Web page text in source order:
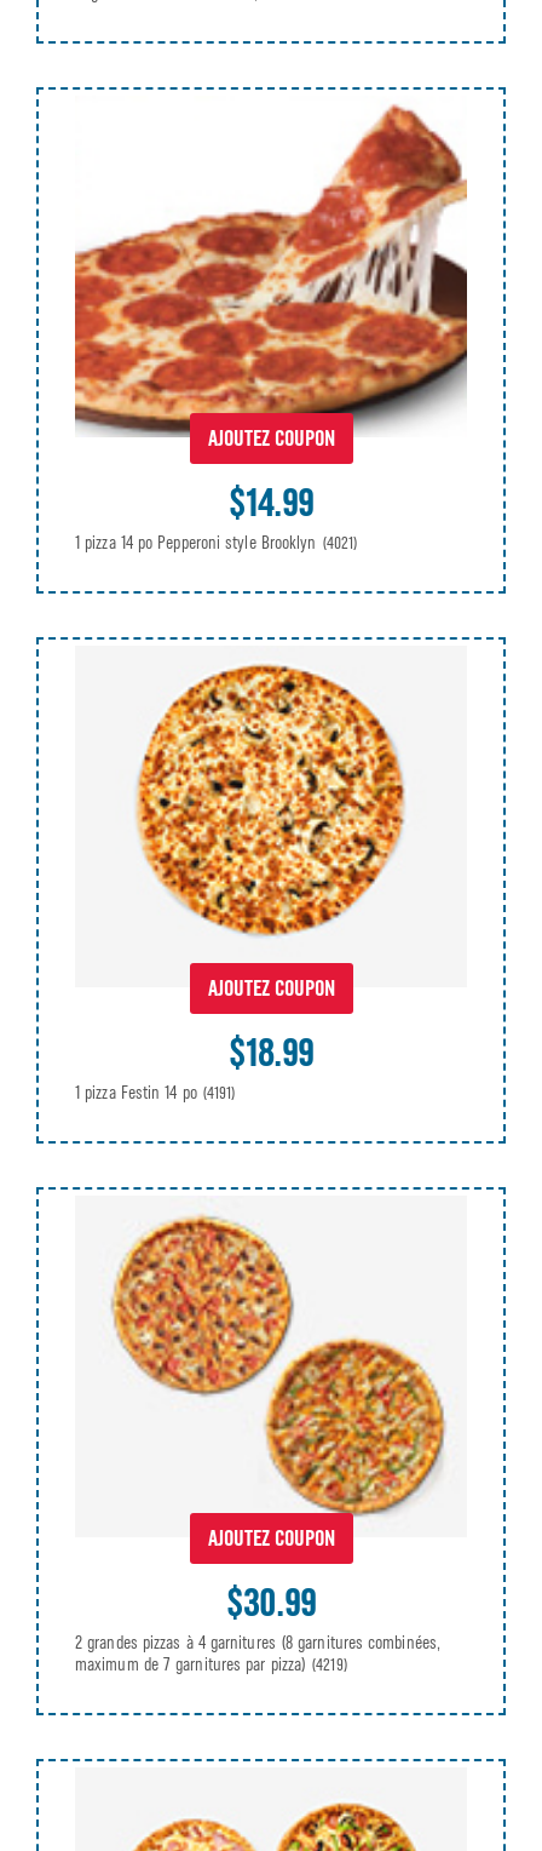
AJOUTEZ COUPON
$14.99
1 pizza 14 po Pepperoni style Brooklyn (4021)
AJOUTEZ COUPON
$18.99
1 pizza Festin 14 po (4191)
AJOUTEZ COUPON
$30.99
2 grandes pizzas à 4 garnitures (8 garnitures combinées,
maximum de 7 garnitures par pizza) (4219)